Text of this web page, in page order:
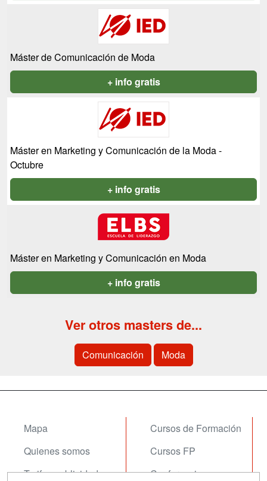
Máster de Comunicación de Moda
+ info gratis
Máster en Marketing y Comunicación de la Moda -
Octubre
+ info gratis
Máster en Marketing y Comunicación en Moda
+ info gratis
Ver otros masters de...
Comunicación Moda
Mapa
Quienes somos
Tarifas publicidad
Cursos de Formación
Cursos FP
Conferencias